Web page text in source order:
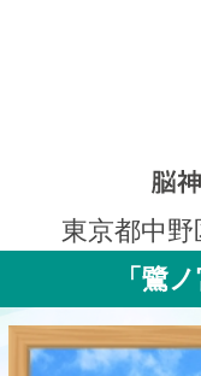
協立内科・脳神経
東京都中
「鷺